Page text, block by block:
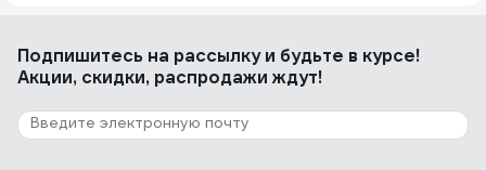
Подпишитесь на рассылкуи будьте в курсе!
Акции, скидки, распродажи ждут!